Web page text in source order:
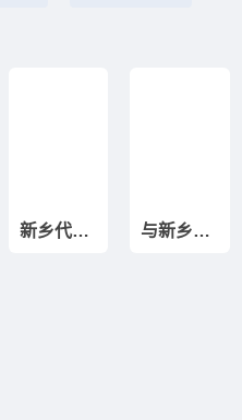
新乡代理记账的费用标准会发生变更吗 与新乡代理记账公司合作需要签订合同吗